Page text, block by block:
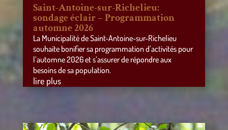
Saint-Antoine-sur-Richelieu:
sondage éclair – Programmation
automne 2026
La Municipalité de Saint-Antoine-sur-Richelieu
souhaite bonifier sa programmation d’activités pour
l’automne 2026 et s’assurer de répondre aux
besoins de sa population.
lire plus